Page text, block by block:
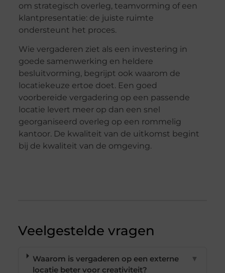
om strategisch overleg, teamvorming of een
klantpresentatie: de juiste ruimte
ondersteunt het proces.
Wie vergaderen ziet als een investering in
goede samenwerking en heldere
besluitvorming, begrijpt ook waarom de
locatiekeuze ertoe doet. Een goed
voorbereide vergadering op een passende
locatie levert meer op dan een snel
georganiseerd overleg op een rommelig
kantoor. De kwaliteit van de uitkomst begint
bij de kwaliteit van de omgeving.
Veelgestelde vragen
Waarom is vergaderen op een externe
locatie beter voor creativiteit?
▼